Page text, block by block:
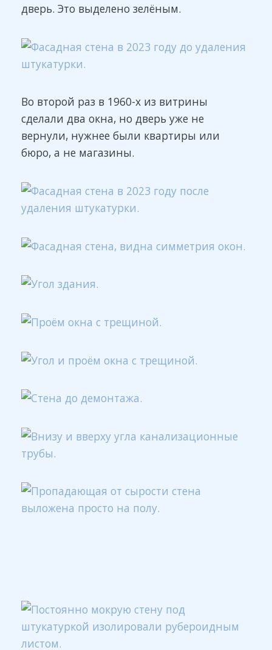
дверь. Это выделено зелёным.
Во второй раз в 1960-х из витрины
сделали два окна, но дверь уже не
вернули, нужнее были квартиры или
бюро, а не магазины.